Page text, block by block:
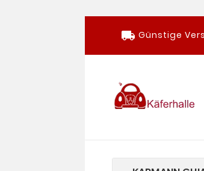
local_shipping Günstige